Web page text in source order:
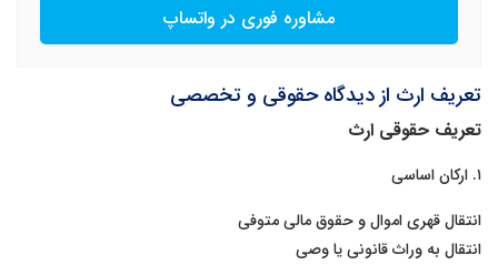
مشاوره فوری در واتساپ
تعریف ارث از دیدگاه حقوقی و تخصصی
تعریف حقوقی ارث
۱. ارکان اساسی
انتقال قهری اموال و حقوق مالی متوفی
انتقال به وراث قانونی یا وصی